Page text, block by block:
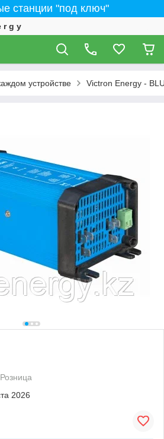
станции "под ключ"
r g y
устройстве Victron Energy -
Розница
2026